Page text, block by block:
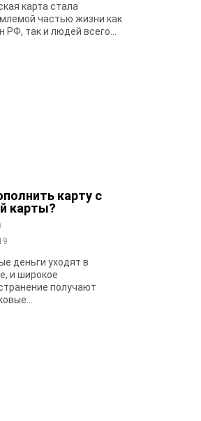
карта стала
частью жизни как
РФ, так и людей всего...
карту с
карты?
деньги уходят в
и широкое
получают